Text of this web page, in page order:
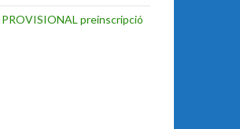
PROVISIONAL preinscripció